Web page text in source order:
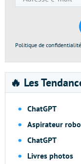
Politique de confidentialité
🔥 Les
ChatGPT
Aspirateur
ChatGPT
Livres photos